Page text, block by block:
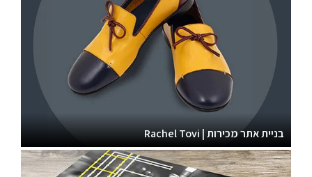
בניית אתר מכירות | Rachel Tovi